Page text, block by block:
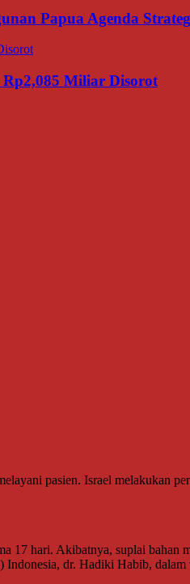
Papua Agenda
Miliar Disorot
pasien. Israel melakukan
17 hari. Akibatnya, suplai bahan
dr. Hadiki Habib,